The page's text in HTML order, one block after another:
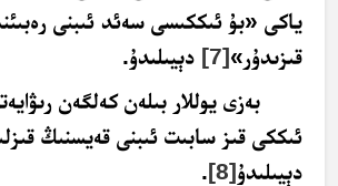
ياكى «بۇ ئىككىسى سەئد ئىبنى
قىزىدۇر»[7] دېيىلىدۇ.
بەزى يوللار بىلەن كەلگەن
ئىككى قىز سابىت ئىبنى قەيسنىڭ
دېيىلىدۇ[8]
.